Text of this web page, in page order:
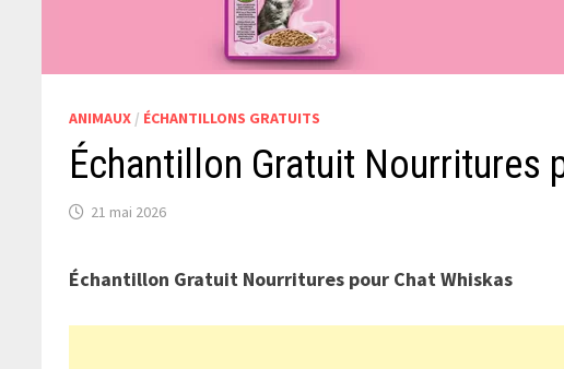
ANIMAUX / ÉCHANTILLONS GRATUITS
Échantillon Gratuit Nourritures
21 mai 2026
Échantillon Gratuit Nourritures pour Chat Whiskas